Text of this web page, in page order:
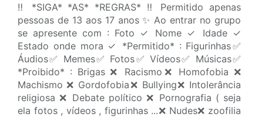
‼️ *SIGA* *AS* *REGRAS* ‼️ Permitido apenas
pessoas de 13 aos 17 anos ✨ Ao entrar no grupo
se apresente com : Foto ✓ Nome ✓ Idade ✓
Estado onde mora ✓ *Permitido* : Figurinhas✅
Áudios✅ Memes✅ Fotos✅ Vídeos✅ Músicas✅
*Proibido* : Brigas ❌ Racismo❌ Homofobia ❌
Machismo ❌ Gordofobia❌ Bullying❌ Intolerância
religiosa ❌ Debate político ❌ Pornografia ( seja
ela fotos , vídeos , figurinhas ...❌ Nudes❌ zoofilia